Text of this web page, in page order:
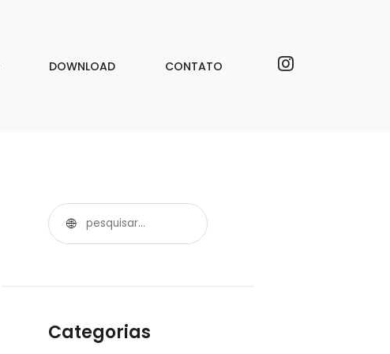
DOWNLOAD CONTATO
Categorias